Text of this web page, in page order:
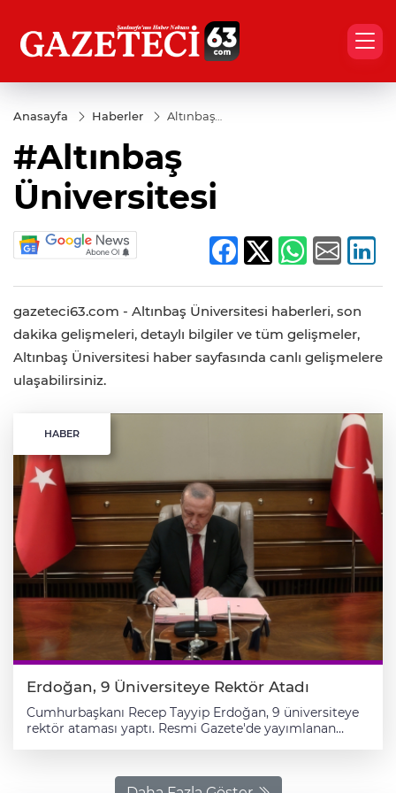
Anasayfa Haberler
Altınbaş
#Altınbaş
Üniversitesi
gazeteci63.com - Altınbaş Üniversitesi haberleri, son
dakika gelişmeleri, detaylı bilgiler ve tüm gelişmeler,
Altınbaş Üniversitesi haber sayfasında canlı gelişmelere
ulaşabilirsiniz.
HABER
Erdoğan, 9 Üniversiteye Rektör Atadı
Cumhurbaşkanı Recep Tayyip Erdoğan, 9 üniversiteye
rektör ataması yaptı. Resmi Gazete'de yayımlanan
Üniversitesi Rektörlüğüne Prof. Dr. Abdullah Kuzu,